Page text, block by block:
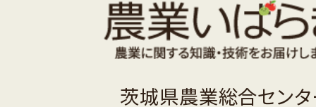
茨城県農業総合セン